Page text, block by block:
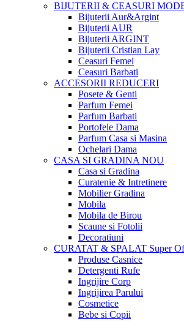
BIJUTERII & CEASURI
Bijuterii Aur&Argint
Bijuterii AUR
Bijuterii ARGINT
Bijuterii Cristian Lay
Ceasuri Femei
Ceasuri Barbati
ACCESORII REDUCERI
Posete & Genti
Parfum Femei
Parfum Barbati
Portofele Dama
Parfum Casa si Masina
Ochelari Dama
CASA SI GRADINANOU
Casa si Gradina
Curatenie & Intretinere
Mobilier Gradina
Mobila
Mobila de Birou
Scaune si Fotolii
Decoratiuni
CURATAT & SPALAT Super
Produse Casnice
Detergenti Rufe
Ingrijire Corp
Ingrijirea Parului
Cosmetice
Bebe si Copii